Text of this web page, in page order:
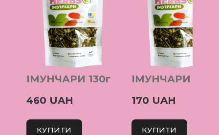
ІМУНЧАРИ 130г
460 UAH
КУПИТИ
ІМУНЧАРИ 40г
170 UAH
КУПИТИ